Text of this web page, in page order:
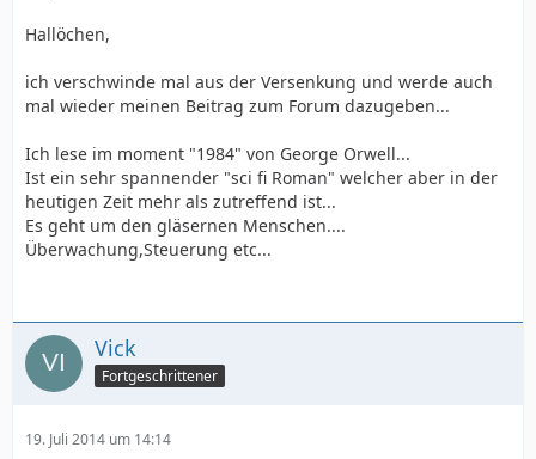
Hallöchen,
ich verschwinde mal aus der Versenkung und werde auch
mal wieder meinen Beitrag zum Forum dazugeben...
Ich lese im moment "1984" von George Orwell...
Ist ein sehr spannender "sci fi Roman" welcher aber in der
heutigen Zeit mehr als zutreffend ist...
Es geht um den gläsernen Menschen....
Überwachung,Steuerung etc...
Vick
Fortgeschrittener
19. Juli 2014 um 14:14